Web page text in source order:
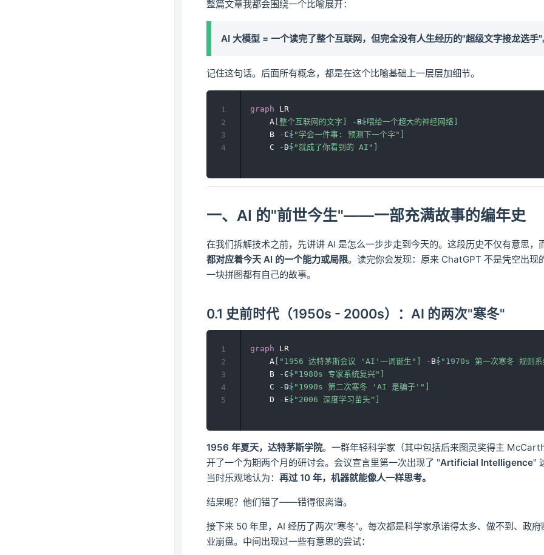
整篇文章我都会围绕一个比喻展开：
AI 大模型 = 一个读完了整个互联网，但完全没有人生经历的"超级文字接龙选手"
记住这句话。后面所有概念，都是在这个比喻基础上一层层加细节。
graph LR
    A
[整个互联网的文字] -->
B[喂给一个超大的神经网络]
    B
-->
C["学会一件事: 预测下一个字"]
    C
-->
D["就成了你看到的 AI"]
1
2
3
4
一、AI 的"前世今生"——一部充满故事的编年史
在我们拆解技术之前，先讲讲 AI 是怎么一步步走到今天的。这段历史不仅有意思，
都对应着今天 AI 的一个能力或局限。读完你会发现：原来 ChatGPT 不是凭空出现
一块拼图都有自己的故事。
0.1 史前时代（1950s - 2000s）：AI 的两次"寒冬"
graph LR
    A
["1956 达特茅斯会议 'AI'一词诞生"] -->
B["1970s 第一次寒冬 规则系
    B
-->
C["1980s 专家系统复兴"]
    C
-->
D["1990s 第二次寒冬 'AI 是骗子'"]
    D
-->
E["2006 深度学习苗头"]
1
2
3
4
5
1956 年夏天，达特茅斯学院。一群年轻科学家（其中包括后来图灵奖得主
开了一个为期两个月的研讨会。会议宣言里第一次出现了 "Artificial Intelligence"
当时乐观地认为： 再过 10 年，机器就能像人一样思考。
结果呢？他们错了——错得很离谱。
接下来 50 年里，AI 经历了两次"寒冬"。每次都是科学家承诺得太多、做不到、政府
业崩盘。中间出现过一些有意思的尝试：